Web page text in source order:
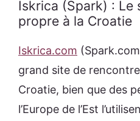
Iskrica (Spark) : Le
propre à la Croatie
Iskrica.com
grand site de
Croatie, bien que des
l’Europe de l’Est